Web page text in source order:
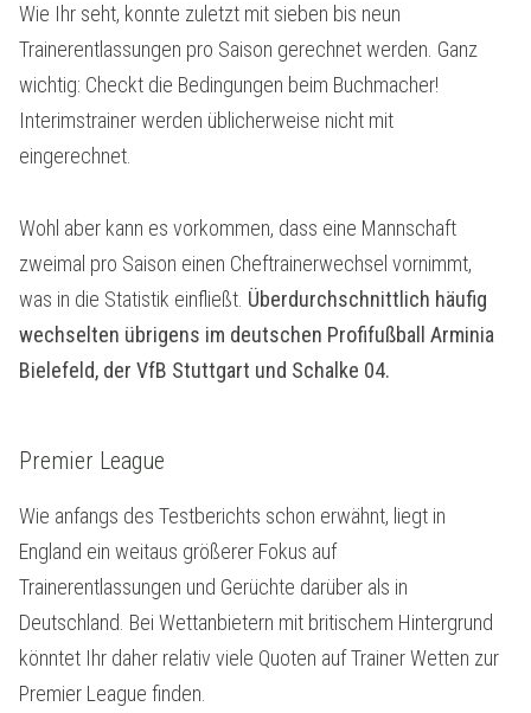
Wie Ihr seht, konnte zuletzt mit sieben bis neun
Trainerentlassungen pro Saison gerechnet werden. Ganz
wichtig: Checkt die Bedingungen beim Buchmacher!
Interimstrainer werden üblicherweise nicht mit
eingerechnet.
Wohl aber kann es vorkommen, dass eine Mannschaft
zweimal pro Saison einen Cheftrainerwechsel vornimmt,
was in die Statistik einfließt. Überdurchschnittlich häufig
wechselten übrigens im deutschen Profifußball Arminia
Bielefeld, der VfB Stuttgart und Schalke 04.
Premier League
Wie anfangs des Testberichts schon erwähnt, liegt in
England ein weitaus größerer Fokus auf
Trainerentlassungen und Gerüchte darüber als in
Deutschland. Bei Wettanbietern mit britischem Hintergrund
könntet Ihr daher relativ viele Quoten auf Trainer Wetten zur
Premier League finden.